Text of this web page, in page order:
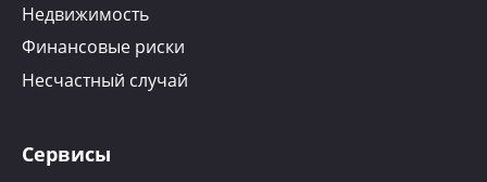
Недвижимость
Финансовые риски
Несчастный случай
Сервисы